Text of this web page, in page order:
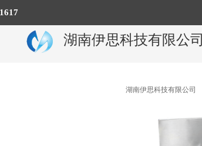
湖南伊思科技有限公司
湖南伊思科技有限公司